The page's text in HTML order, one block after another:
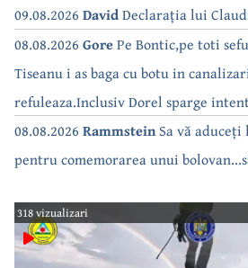
09.08.2026 DavidDeclarația lui
08.08.2026 GorePe Bontic,pe toti
Tiseanu i as baga cu botu in
refuleaza.Inclusiv Dorel sparge
bea apa de la robinet.Asta as
08.08.2026 RammsteinSa vă
pentru comemorarea unui
318 vizualizari